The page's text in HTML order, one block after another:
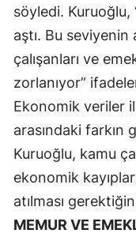
söyledi. Kuruoğlu,
aştı. Bu
çalışanları ve
zorlanıyor”
Ekonomik veriler
arasındaki farkın
Kuruoğlu, kamu
ekonomik
atılması
MEMUR VE